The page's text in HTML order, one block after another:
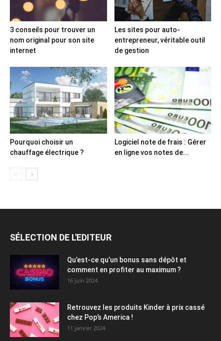
3 conseils pour trouver un
nom original pour son site
internet
Les sites pour auto-
entrepreneur, véritable outil
de gestion
Pourquoi choisir un
chauffage électrique ?
Logiciel note de frais : Gérer
en ligne vos notes de...
SÉLECTION DE L'EDITEUR
Qu’est-ce qu’un bonus sans dépôt et
comment en profiter au maximum ?
16 juin 2024
Retrouvez les produits Kinder à prix cassé
chez Pop’s America !
11 janvier 2024